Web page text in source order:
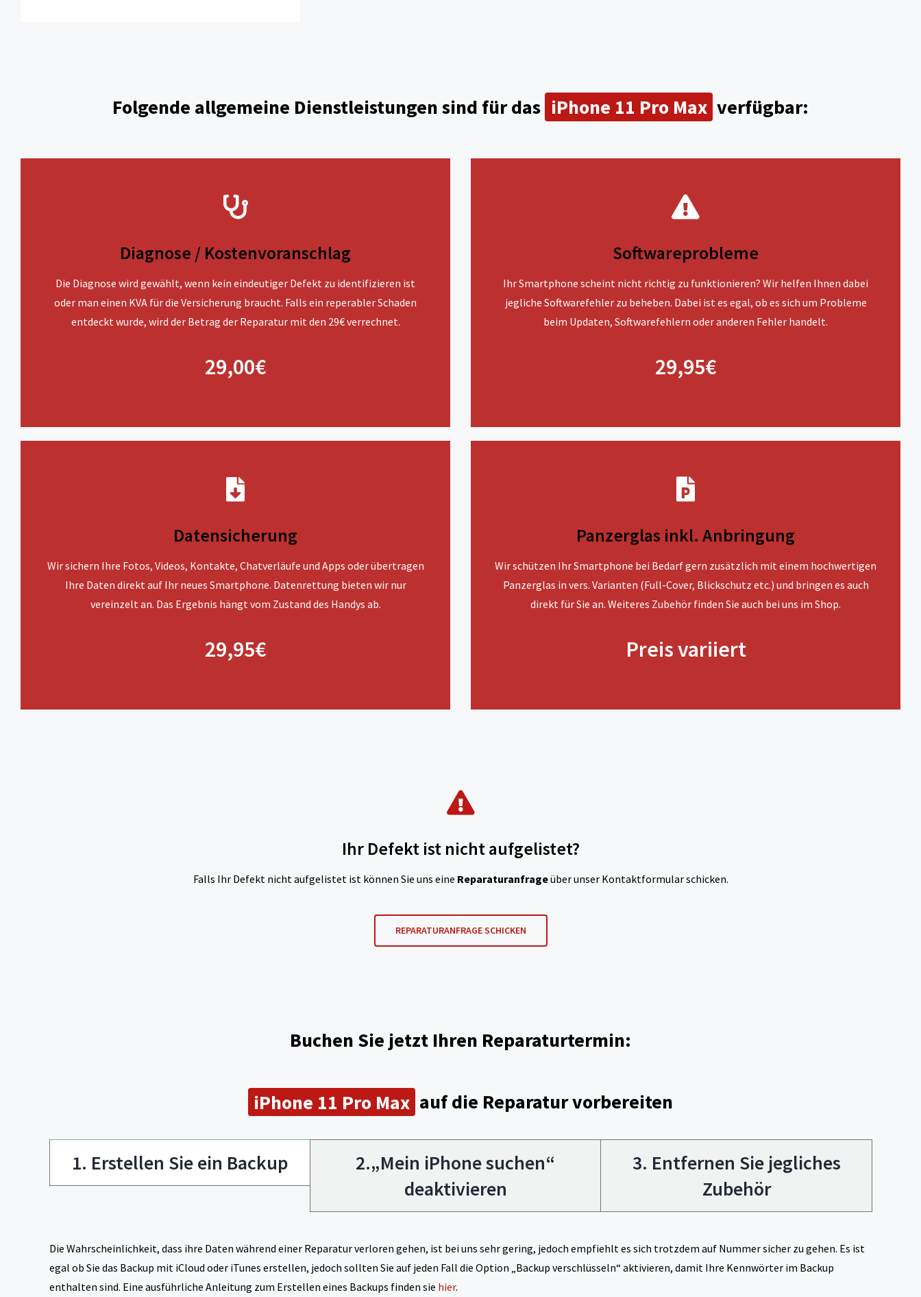
Folgende allgemeine Dienstleistungen sind für das iPhone 11 Pro Max verfügbar:
Diagnose / Kostenvoranschlag
Die Diagnose wird gewählt, wenn kein eindeutiger Defekt zu identifizieren ist
oder man einen KVA für die Versicherung braucht. Falls ein reperabler Schaden
entdeckt wurde, wird der Betrag der Reparatur mit den 29€ verrechnet.
29,00€
Softwareprobleme
Ihr Smartphone scheint nicht richtig zu funktionieren? Wir helfen Ihnen dabei
jegliche Softwarefehler zu beheben. Dabei ist es egal, ob es sich um Probleme
beim Updaten, Softwarefehlern oder anderen Fehler handelt.
29,95€
Datensicherung
Wir sichern Ihre Fotos, Videos, Kontakte, Chatverläufe und Apps oder übertragen
Ihre Daten direkt auf Ihr neues Smartphone. Datenrettung bieten wir nur
vereinzelt an. Das Ergebnis hängt vom Zustand des Handys ab.
29,95€
Panzerglas inkl. Anbringung
Wir schützen Ihr Smartphone bei Bedarf gern zusätzlich mit einem hochwertigen
Panzerglas in vers. Varianten (Full-Cover, Blickschutz etc.) und bringen es auch
direkt für Sie an. Weiteres Zubehör finden Sie auch bei uns im Shop.
Preis variiert
Ihr Defekt ist nicht aufgelistet?
Falls Ihr Defekt nicht aufgelistet ist können Sie uns eine Reparaturanfrageüber unser Kontaktformular schicken.
REPARATURANFRAGE SCHICKEN
Buchen Sie jetzt Ihren Reparaturtermin:
iPhone 11 Pro Max auf die Reparatur vorbereiten
1. Erstellen Sie ein Backup
2.„Mein iPhone suchen“
deaktivieren
3. Entfernen Sie jegliches
Zubehör
Die Wahrscheinlichkeit, dass ihre Daten während einer Reparatur verloren gehen, ist bei uns sehr gering, jedoch empfiehlt es sich trotzdem auf Nummer sicher zu gehen. Es ist
egal ob Sie das Backup mit iCloud oder iTunes erstellen, jedoch sollten Sie auf jeden Fall die Option „Backup verschlüsseln“ aktivieren, damit Ihre Kennwörter im Backup
enthalten sind. Eine ausführliche Anleitung zum Erstellen eines Backups finden sie hier.